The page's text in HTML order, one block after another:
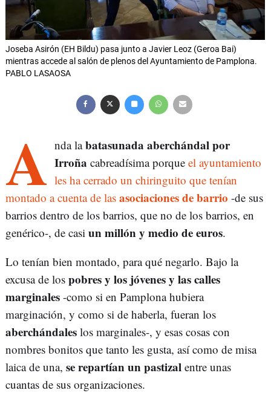
Joseba Asirón (EH Bildu) pasa junto a Javier Leoz (Geroa Bai)
mientras accede al salón de plenos del Ayuntamiento de Pamplona.
PABLO LASAOSA
A nda labatasunada aberchándal por
Irroña cabreadísima porque el ayuntamiento
les ha cerrado un chiringuito que tenían
montado a cuenta de las asociaciones de barrio -de sus
barrios dentro de los barrios, que no de los barrios, en
genérico-, de casi un millón y medio de euros.
Lo tenían bien montado, para qué negarlo. Bajo la
excusa de los pobres y los jóvenes y las calles
marginales -como si en Pamplona hubiera
marginación, y como si de haberla, fueran los
aberchándales los marginales-, y esas cosas con
nombres bonitos que tanto les gusta, así como de misa
laica de una, se repartían un pastizal entre unas
cuantas de sus organizaciones.